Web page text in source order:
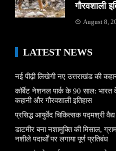
गौरवशाली
August 8,
LATEST NEWS
नई पीढ़ी लिखेगी नए उत्तराखंड की
कॉर्बेट नेशनल पार्क के 90 साल:
कहानी और गौरवशाली इतिहास
प्रसिद्ध आयुर्वेद चिकित्सक पद्मश्री
डाटमीर बना नशामुक्ति की मिसाल,
नशीले पदार्थों पर लगाया पूर्ण प्रतिबंध